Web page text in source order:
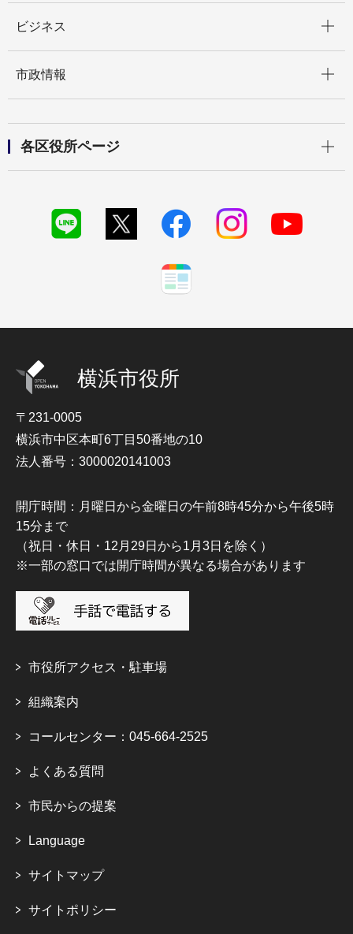
ビジネス
市政情報
各区役所ページ
横浜市役所
〒231-0005
横浜市中区本町6丁目50番地の10
法人番号：3000020141003
開庁時間：月曜日から金曜日の午前8時45分から午後5時
15分まで
（祝日・休日・12月29日から1月3日を除く）
※一部の窓口では開庁時間が異なる場合があります
市役所アクセス・駐車場
組織案内
コールセンター：045-664-2525
よくある質問
市民からの提案
Language
サイトマップ
サイトポリシー